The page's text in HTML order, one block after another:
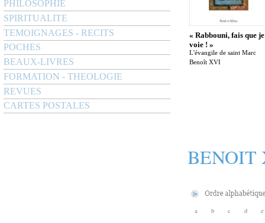
PHILOSOPHIE
SPIRITUALITE
TEMOIGNAGES - RECITS
POCHES
BEAUX-LIVRES
FORMATION - THEOLOGIE
REVUES
CARTES POSTALES
« Rabbouni, fais que je
voie ! »
L'évangile de saint Marc
Benoît XVI
BENOIT
a b c d e